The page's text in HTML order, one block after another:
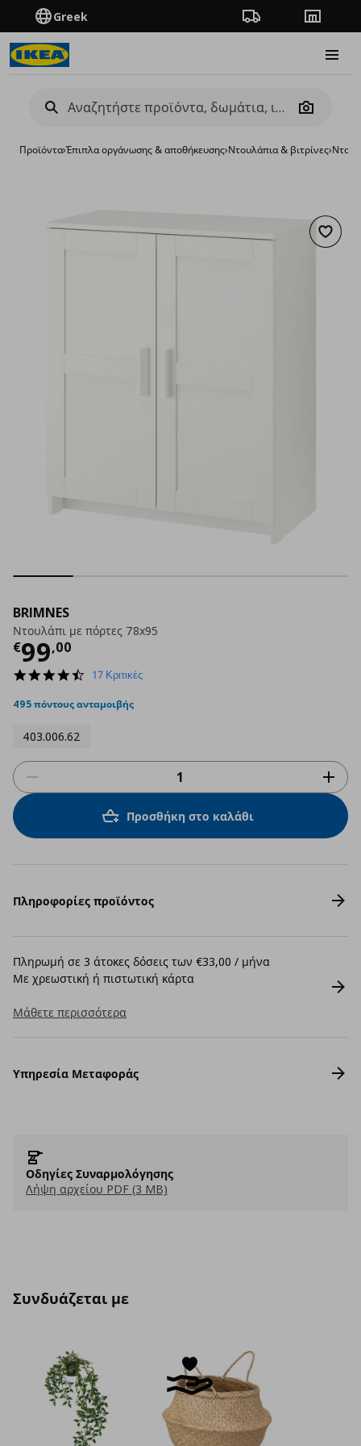
Greek Πορεία παραγγελίας
Camera
Προϊόντα›Έπιπλα οργάνωσης & αποθήκευσης›Ντουλάπια & βιτρίνες›
BRIMNES
Ντουλάπι με πόρτες 78x95
€99,00
Τρέχουσα τιμή
4.5
rating
17 Κριτικές
495 πόντους ανταμοιβής
403.006.62
Προσθήκη στο καλάθι
Πληροφορίες προϊόντος
Πληρωμή σε 3 άτοκες δόσεις των €33,00 / μήνα
Με χρεωστική ή πιστωτική κάρτα
Μάθετε περισσότερα
Υπηρεσία Μεταφοράς
Οδηγίες Συναρμολόγησης
Λήψη αρχείου PDF (3 MB)
Συνδυάζεται με